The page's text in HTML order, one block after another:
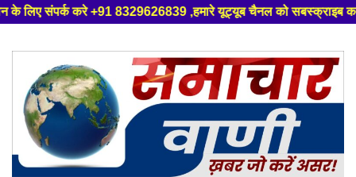
8329626839 ,हमारे यूट्यूब चैनल को सबस्क्राइब करें, साथ मे हमारे फेसबुक
content